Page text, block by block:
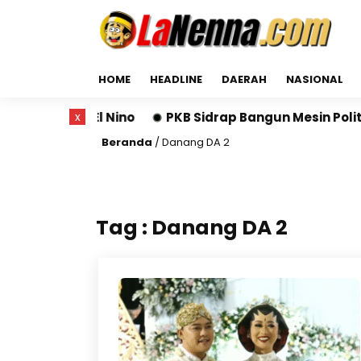
HOME HEADLINE DAERAH NASIONAL
El Nino PKB Sidrap Bangun Mesin
Beranda /Danang DA 2
Tag : Danang DA 2
x